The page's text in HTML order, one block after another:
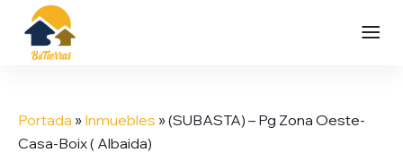
contenido
Portada » Inmuebles »(SUBASTA) – Pg Zona Oeste-
Casa-Boix ( Albaida)